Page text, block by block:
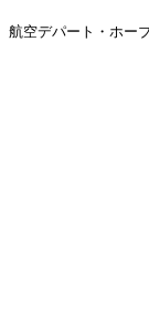
航空デパート・ホー